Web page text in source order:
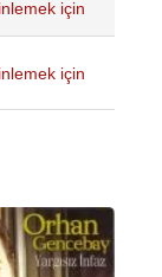
için
için